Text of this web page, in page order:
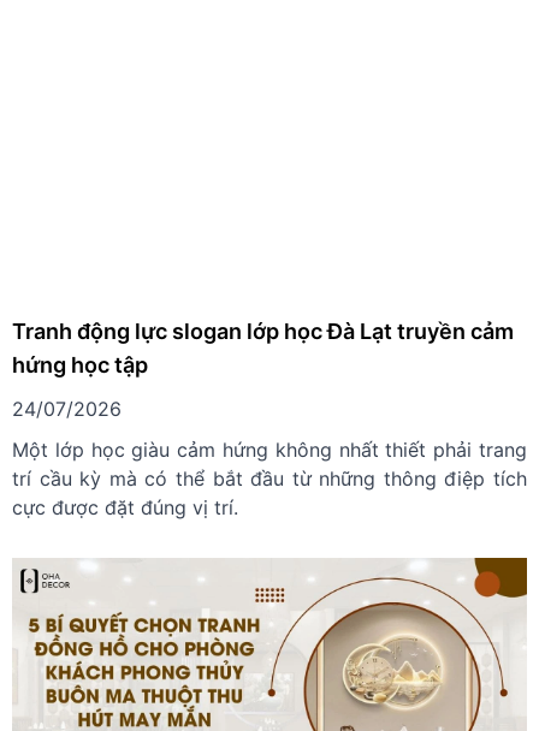
Tranh động lực slogan lớp học Đà Lạt truyền cảm
hứng học tập
24/07/2026
Một lớp học giàu cảm hứng không nhất thiết phải trang
trí cầu kỳ mà có thể bắt đầu từ những thông điệp tích
cực được đặt đúng vị trí.